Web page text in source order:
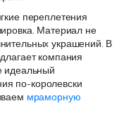
переплетения
Материал не
украшений. В
компания
идеальный
по-королевски
мраморную